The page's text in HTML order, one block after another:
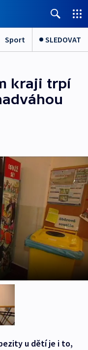
Sport SLEDOVAT
kraji trpí
u dětí je i to,